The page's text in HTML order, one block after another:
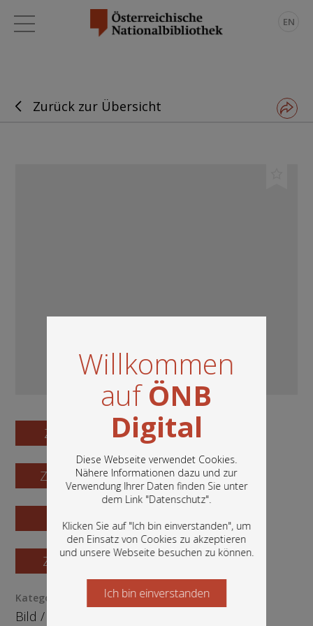
Willkommen
aufÖNB
Digital
Diese Webseite verwendet Cookies.
Nähere Informationen dazu und zur
Verwendung Ihrer Daten finden Sie unter
dem Link "Datenschutz".
Klicken Sie auf "Ich bin einverstanden", um
den Einsatz von Cookies zu akzeptieren
und unsere Webseite besuchen zu können.
In diesem Portal finden Sie die digitalen
Bestände der Österreichischen
Nationalbibliothek: Bücher, Fotografien,
Grafiken und vieles mehr.
Ich bin einverstanden
Starten Sie jetzt
EN
Zurück zur Übersicht
Zum Digitalisat
Zum Katalogisat
Zur Vorschau
Zur Bestellung
Kategorie / Medientyp
Bild/